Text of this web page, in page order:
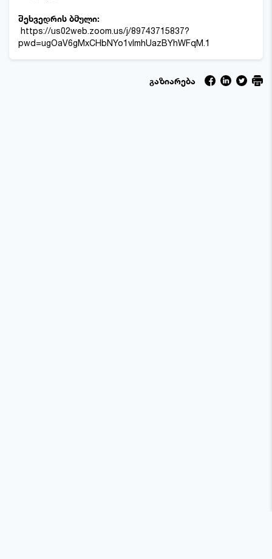
შეხვედრის ბმული:
https://us02web.zoom.us/j/89743715837?
pwd=ugOaV6gMxCHbNYo1vlmhUazBYhWFqM.1
გაზიარება